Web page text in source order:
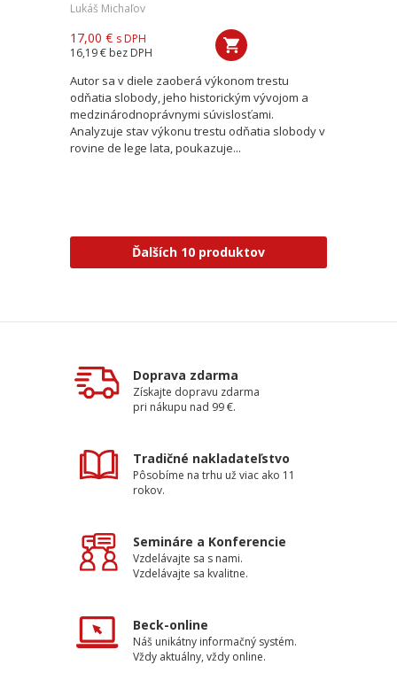
Lukáš Michaľov
17,00 € s DPH
16,19 € bez DPH
Autor sa v diele zaoberá výkonom trestu
odňatia slobody, jeho historickým vývojom a
medzinárodnoprávnymi súvislosťami.
Analyzuje stav výkonu trestu odňatia slobody v
rovine de lege lata, poukazuje...
Ďalších 10 produktov
Doprava zdarma
Získajte dopravu zdarma
pri nákupu nad 99 €.
Tradičné nakladateľstvo
Pôsobíme na trhu už viac ako 11
rokov.
Semináre a Konferencie
Vzdelávajte sa s nami.
Vzdelávajte sa kvalitne.
Beck-online
Náš unikátny informačný systém.
Vždy aktuálny, vždy online.